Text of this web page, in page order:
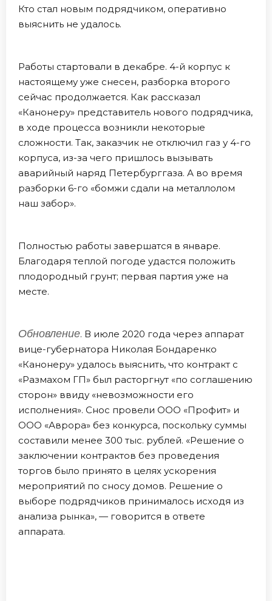
Кто стал новым подрядчиком, оперативно
выяснить не удалось.
Работы стартовали в декабре. 4-й корпус к
настоящему уже снесен, разборка второго
сейчас продолжается. Как рассказал
«Канонеру» представитель нового подрядчика,
в ходе процесса возникли некоторые
сложности. Так, заказчик не отключил газ у 4-го
корпуса, из-за чего пришлось вызывать
аварийный наряд Петербурггаза. А во время
разборки 6-го «бомжи сдали на металлолом
наш забор».
Полностью работы завершатся в январе.
Благодаря теплой погоде удастся положить
плодородный грунт; первая партия уже на
месте.
Обновление. В июле 2020 года через аппарат
вице-губернатора Николая Бондаренко
«Канонеру» удалось выяснить, что контракт с
«Размахом ГП» был расторгнут «по соглашению
сторон» ввиду «невозможности его
исполнения». Снос провели ООО «Профит» и
ООО «Аврора» без конкурса, поскольку суммы
составили менее 300 тыс. рублей. «Решение о
заключении контрактов без проведения
торгов было принято в целях ускорения
мероприятий по сносу домов. Решение о
выборе подрядчиков принималось исходя из
анализа рынка», — говорится в ответе
аппарата.